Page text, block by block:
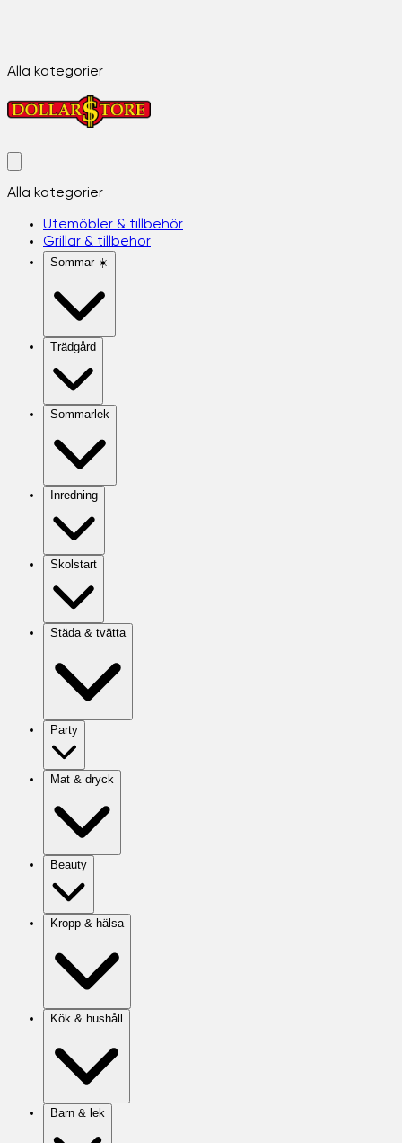
Alla kategorier
Alla kategorier
Utemöbler & tillbehör
Grillar & tillbehör
Sommar ☀️
Trädgård
Sommarlek
Inredning
Skolstart
Städa & tvätta
Party
Mat & dryck
Beauty
Kropp & hälsa
Kök & hushåll
Barn & lek